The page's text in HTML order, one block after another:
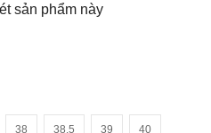
sản phẩm này
38 38.5 39 40